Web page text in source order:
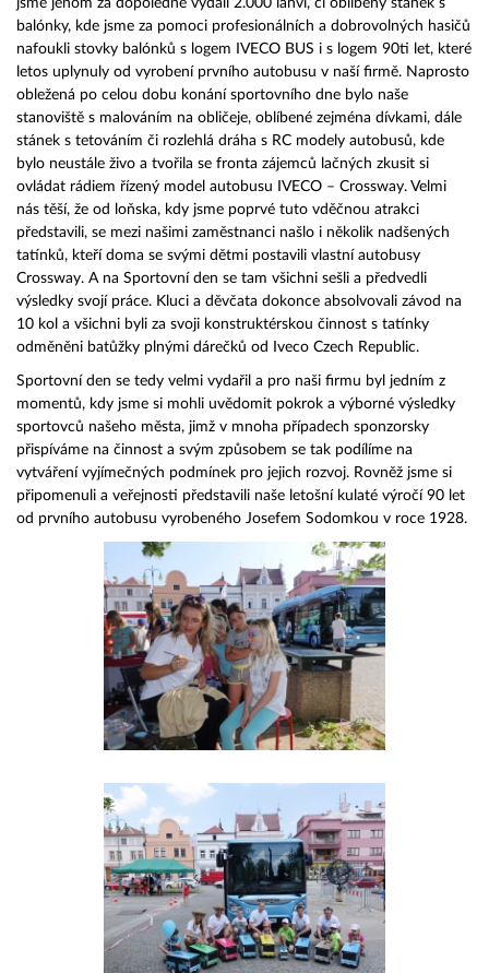
jsme jenom za dopoledne vydali 2.000 lahví, či oblíbený stánek s
balónky, kde jsme za pomoci profesionálních a dobrovolných hasičů
nafoukli stovky balónků s logem IVECO BUS i s logem 90ti let, které
letos uplynuly od vyrobení prvního autobusu v naší firmě. Naprosto
obležená po celou dobu konání sportovního dne bylo naše
stanoviště s malováním na obličeje, oblíbené zejména dívkami, dále
stánek s tetováním či rozlehlá dráha s RC modely autobusů, kde
bylo neustále živo a tvořila se fronta zájemců lačných zkusit si
ovládat rádiem řízený model autobusu IVECO – Crossway. Velmi
nás těší, že od loňska, kdy jsme poprvé tuto vděčnou atrakci
představili, se mezi našimi zaměstnanci našlo i několik nadšených
tatínků, kteří doma se svými dětmi postavili vlastní autobusy
Crossway. A na Sportovní den se tam všichni sešli a předvedli
výsledky svojí práce. Kluci a děvčata dokonce absolvovali závod na
10 kol a všichni byli za svoji konstruktérskou činnost s tatínky
odměněni batůžky plnými dárečků od Iveco Czech Republic.
Sportovní den se tedy velmi vydařil a pro naši firmu byl jedním z
momentů, kdy jsme si mohli uvědomit pokrok a výborné výsledky
sportovců našeho města, jimž v mnoha případech sponzorsky
přispíváme na činnost a svým způsobem se tak podílíme na
vytváření vyjímečných podmínek pro jejich rozvoj. Rovněž jsme si
připomenuli a veřejnosti představili naše letošní kulaté výročí 90 let
od prvního autobusu vyrobeného Josefem Sodomkou v roce 1928.